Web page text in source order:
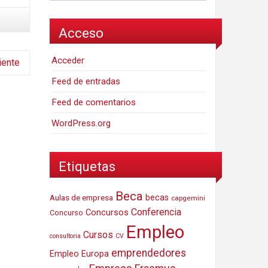
Acceso
Acceder
Feed de entradas
Feed de comentarios
WordPress.org
Etiquetas
Aulas de empresa Beca becas capgemini
Concurso Concursos Conferencia
consultoria Cursos CV Empleo
Empleo Europa emprendedores